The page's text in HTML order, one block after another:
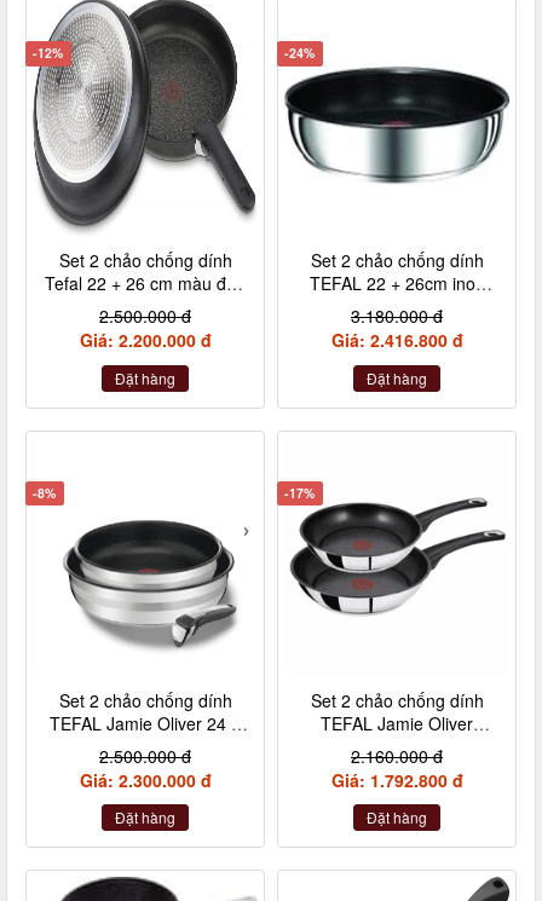
-12%
Set 2 chảo chống dính
Tefal 22 + 26 cm màu đen
cán rời L65091
2.500.000 đ
Giá: 2.200.000 đ
Đặt hàng
-24%
Set 2 chảo chống dính
TEFAL 22 + 26cm inox
cán rời L94090
3.180.000 đ
Giá: 2.416.800 đ
Đặt hàng
-8%
Set 2 chảo chống dính
TEFAL Jamie Oliver 24 +
28cm inox cán rời
2.500.000 đ
Giá: 2.300.000 đ
Đặt hàng
-17%
Set 2 chảo chống dính
TEFAL Jamie Oliver
Titanium 20 + 26cm nội
địa Đức
2.160.000 đ
Giá: 1.792.800 đ
Đặt hàng